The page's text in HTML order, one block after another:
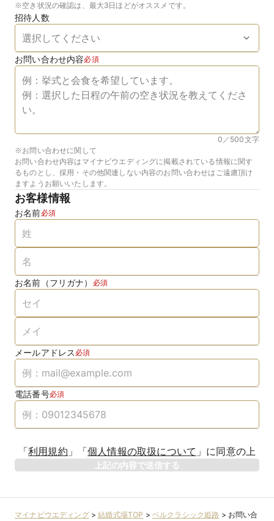
※空き状況の確認は、最大3日ほどがオススメです。
招待人数
お問い合わせ内容必須
0／500文字
※お問い合わせに関して
お問い合わせ内容はマイナビウエディングに掲載されている情報に関す
るものとし、採用・その他関連しない内容のお問い合わせはご遠慮頂け
ますようお願いいたします。
お客様情報
お名前必須
お名前（フリガナ） 必須
メールアドレス 必須
電話番号必須
「利用規約 」 「個人情報の取扱について 」 に同意の上
上記の内容で送信する
マイナビウエディング>結婚式場TOP > ベルクラシック姫路 > お問い合